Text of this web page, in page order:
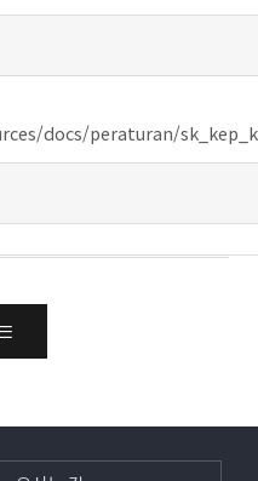
docs/peraturan/